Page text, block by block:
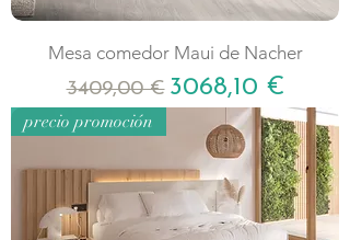
Mesa comedor Maui de Nacher
Precio
3409,00 € Precio de oferta
3068,10 €
precio promoción